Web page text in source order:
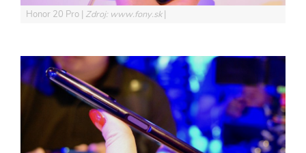
Honor 20 Pro Zdroj: www.fony.sk